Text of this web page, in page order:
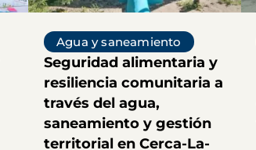
Agua y saneamiento
Seguridad alimentaria y
resiliencia comunitaria a
través del agua,
saneamiento y gestión
territorial en Cerca-La-